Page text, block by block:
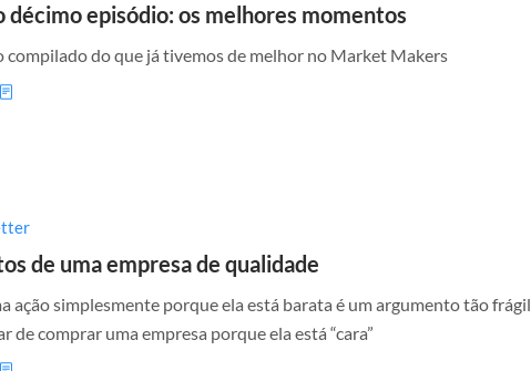
décimo episódio: os melhores momentos
compilado do que já tivemos de melhor no Market Makers
de uma empresa de qualidade
ação simplesmente porque ela está barata é um argumento tão frágil
de comprar uma empresa porque ela está “cara”